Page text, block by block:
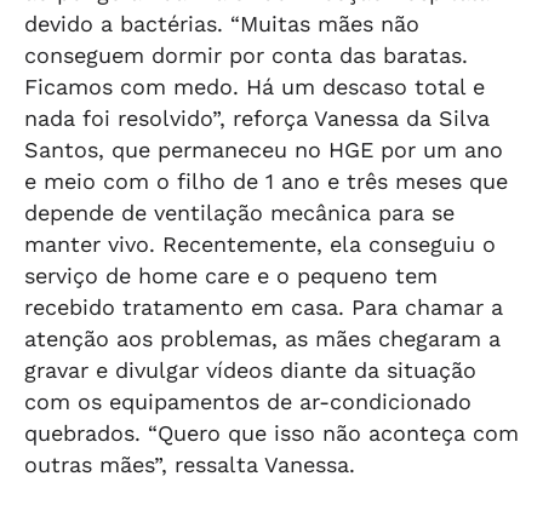
devido a bactérias. “Muitas mães não
conseguem dormir por conta das baratas.
Ficamos com medo. Há um descaso total e
nada foi resolvido”, reforça Vanessa da Silva
Santos, que permaneceu no HGE por um ano
e meio com o filho de 1 ano e três meses que
depende de ventilação mecânica para se
manter vivo. Recentemente, ela conseguiu o
serviço de home care e o pequeno tem
recebido tratamento em casa. Para chamar a
atenção aos problemas, as mães chegaram a
gravar e divulgar vídeos diante da situação
com os equipamentos de ar-condicionado
quebrados. “Quero que isso não aconteça com
outras mães”, ressalta Vanessa.